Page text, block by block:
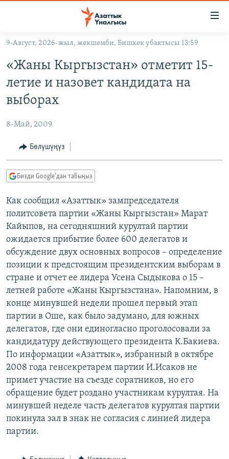
Навигацияга
өтүңүз
салыңызКЫРГЫЗСТАН
САЯСАТ
ЭКОНОМИКА
МАДАНИЯТ
ДҮЙНӨ
ДҮЙНӨ
БОРБОР АЗИЯ
УКРАИНА
АТАЙЫН ИЛИКТӨӨ
ТВ ПРОГРАММАЛАР
ЭКСПЕРТТЕР ТАЛДАЙТ
БИЗ ЖАНА ДҮЙНӨ
ЭЖЕ-СИҢДИЛЕР
АЗАТТЫК+
ЫҢГАЙСЫЗ СУРООЛОР
ӨЗГӨЧӨ ПИКИР
Русский
ОНЛАЙН ШЕРИНЕ
ЭЕ/АРнун бардык сайттары
9-Август, 2026-жыл, жекшемби, Бишкек убактысы 13:59
«Жаны Кыргызстан» отметит 15-
летие и назовет кандидата на
выборах
8-Май, 2009
Бөлүшүңүз
Бизди Google'дан табыңыз
Как сообщил «Азаттык» зампредседателя
политсовета партии «Жаны Кыргызстан» Марат
Кайыпов, на сегодняшний курултай партии
ожидается прибытие более 600 делегатов и
обсуждение двух основных вопросов – определение
позиции к предстоящим президентским выборам в
стране и отчет ее лидера Усена Сыдыкова о 15 –
летней работе «Жаны Кыргызстана». Напомним, в
конце минувшей недели прошел первый этап
партии в Оше, как было задумано, для южных
делегатов, где они единогласно проголосовали за
кандидатуру действующего президента К.Бакиева.
По информации «Азаттык», избранный в октябре
2008 года генсекретарем партии И.Исаков не
примет участие на съезде соратников, но его
обращение будет роздано участникам курултая. На
минувшей неделе часть делегатов курултая партии
покинула зал в знак не согласия с линией лидера
партии.